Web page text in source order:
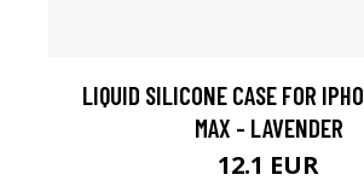
LIQUID SILICONE CASE FOR
MAX - LAVENDER
12.1 EUR